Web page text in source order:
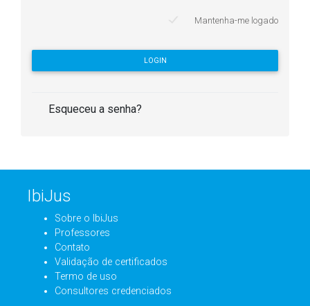
Mantenha-me logado
LOGIN
Esqueceu a senha?
IbiJus
Sobre o IbiJus
Professores
Contato
Validação de certificados
Termo de uso
Consultores credenciados